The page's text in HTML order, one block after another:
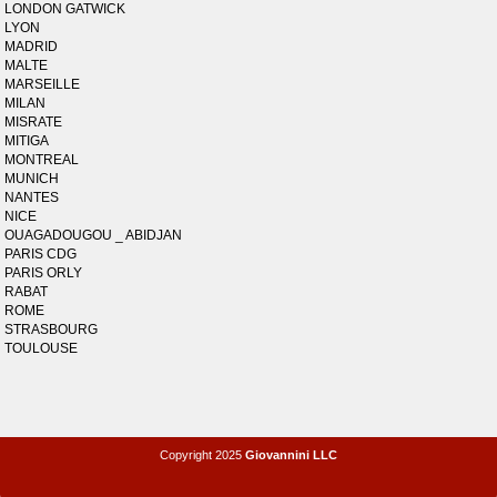
LONDON GATWICK
LYON
MADRID
MALTE
MARSEILLE
MILAN
MISRATE
MITIGA
MONTREAL
MUNICH
NANTES
NICE
OUAGADOUGOU _ ABIDJAN
PARIS CDG
PARIS ORLY
RABAT
ROME
STRASBOURG
TOULOUSE
Copyright 2025 Giovannini LLC